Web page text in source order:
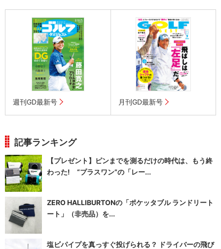
週刊GD最新号 月刊GD最新号
記事ランキング
【プレゼント】ピンまでを測るだけの時代は、もう終
わった! “プラスワン”の「レー...
ZERO HALLIBURTONの「ポケッタブル ランドリート
ート」（非売品）を...
塩ビパイプを真っすぐ投げられる？ ドライバーの飛び